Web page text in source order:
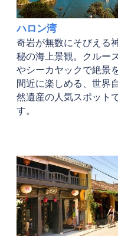
ハロン湾
奇岩が無数にそびえる
秘の海上景観。クルー
やシーカヤックで絶景
間近に楽しめる、世界
然遺産の人気スポット
す。